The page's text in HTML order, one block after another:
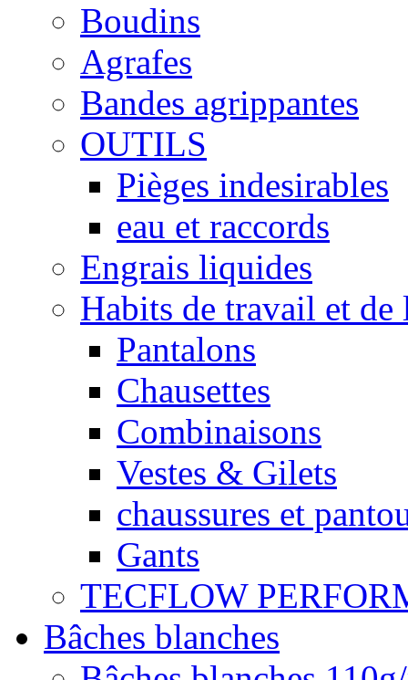
Boudins
Agrafes
Bandes agrippantes
OUTILS
Pièges indesirables
eau et raccords
Engrais liquides
Habits de travail et
Pantalons
Chausettes
Combinaisons
Vestes & Gilets
chaussures et
Gants
TECFLOW
Bâches blanches